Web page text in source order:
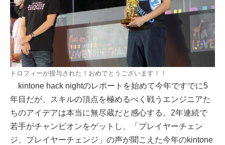
トロフィーが授与された！おめでとうございます！！
kintone hack nightのレポートを始めて今年ですでに5
年目だが、スキルの頂点を極めるべく戦うエンジニアた
ちのアイデアは本当に無尽蔵だと感心する。2年連続で
若手がチャンピオンをゲットし、「プレイヤーチェン
ジ、プレイヤーチェンジ」の声が聞こえた今年のkintone